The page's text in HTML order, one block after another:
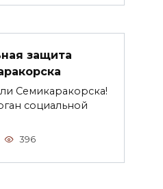
защита
Семикаракорска!
социальной
396